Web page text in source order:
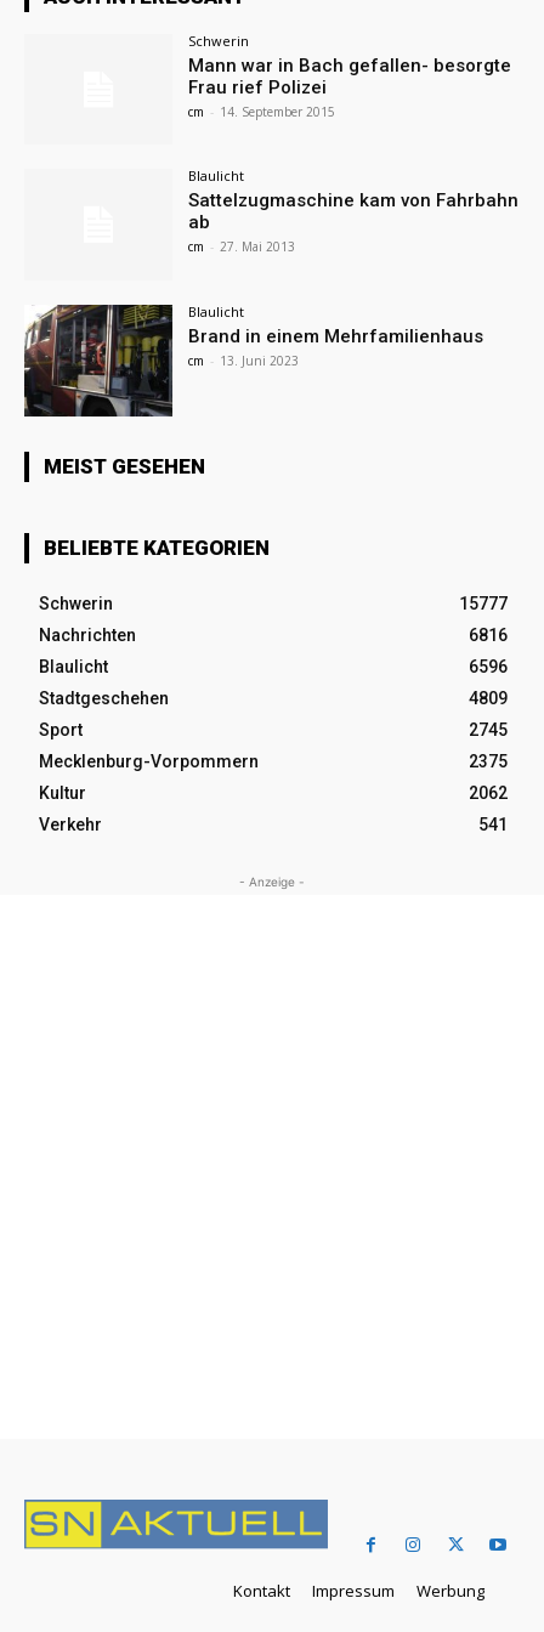
Schwerin
Mann war in Bach gefallen- besorgte
Frau rief Polizei
cm - 14. September 2015
Blaulicht
Sattelzugmaschine kam von Fahrbahn
ab
cm - 27. Mai 2013
Blaulicht
Brand in einem Mehrfamilienhaus
cm - 13. Juni 2023
MEIST GESEHEN
BELIEBTE KATEGORIEN
Schwerin
15777
Nachrichten
6816
Blaulicht
6596
Stadtgeschehen
4809
Sport
2745
Mecklenburg-Vorpommern
2375
Kultur
2062
Verkehr
541
- Anzeige -
Kontakt Impressum Werbung